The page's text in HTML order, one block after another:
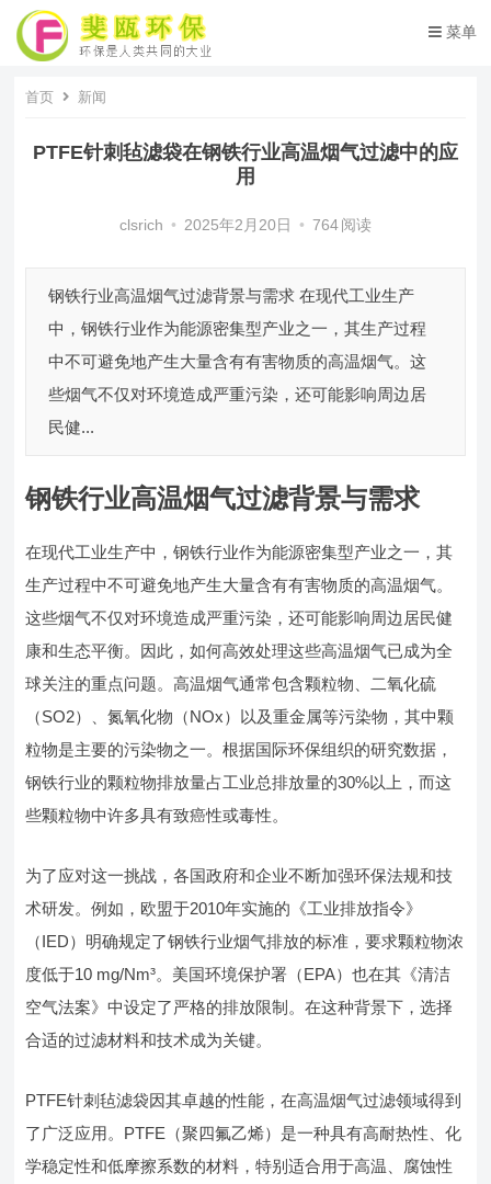
菜单
首页 新闻
PTFE针刺毡滤袋在钢铁行业高温烟气过滤中的应
用
clsrich • 2025年2月20日 • 764 阅读
钢铁行业高温烟气过滤背景与需求 在现代工业生产
中，钢铁行业作为能源密集型产业之一，其生产过程
中不可避免地产生大量含有有害物质的高温烟气。这
些烟气不仅对环境造成严重污染，还可能影响周边居
民健...
钢铁行业高温烟气过滤背景与需求
在现代工业生产中，钢铁行业作为能源密集型产业之一，其
生产过程中不可避免地产生大量含有有害物质的高温烟气。
这些烟气不仅对环境造成严重污染，还可能影响周边居民健
康和生态平衡。因此，如何高效处理这些高温烟气已成为全
球关注的重点问题。高温烟气通常包含颗粒物、二氧化硫
（SO2）、氮氧化物（NOx）以及重金属等污染物，其中颗
粒物是主要的污染物之一。根据国际环保组织的研究数据，
钢铁行业的颗粒物排放量占工业总排放量的30%以上，而这
些颗粒物中许多具有致癌性或毒性。
为了应对这一挑战，各国政府和企业不断加强环保法规和技
术研发。例如，欧盟于2010年实施的《工业排放指令》
（IED）明确规定了钢铁行业烟气排放的标准，要求颗粒物浓
度低于10 mg/Nm³。美国环境保护署（EPA）也在其《清洁
空气法案》中设定了严格的排放限制。在这种背景下，选择
合适的过滤材料和技术成为关键。
PTFE针刺毡滤袋因其卓越的性能，在高温烟气过滤领域得到
了广泛应用。PTFE（聚四氟乙烯）是一种具有高耐热性、化
学稳定性和低摩擦系数的材料，特别适合用于高温、腐蚀性